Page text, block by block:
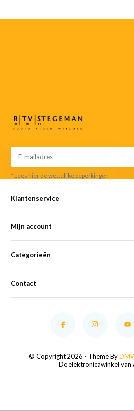
* Lees hier de wettelijke beperkingen
Klantenservice
Mijn account
Categorieën
Contact
© Copyright 2026 - Theme By
De elektronicawinkel van